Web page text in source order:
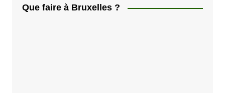
Que faire à Bruxelles ?